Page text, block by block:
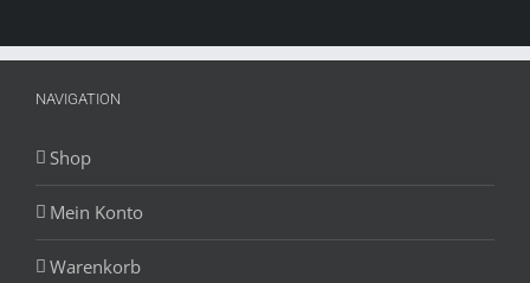
NAVIGATION
Shop
Mein Konto
Warenkorb